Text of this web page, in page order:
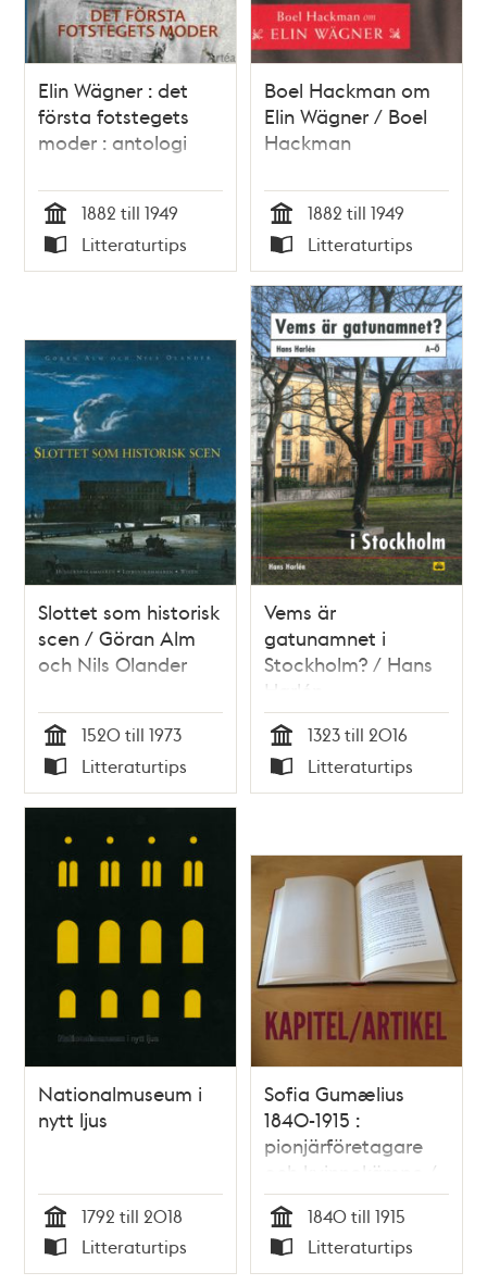
Elin Wägner : det
första fotstegets
moder : antologi
Tid
1882 till 1949
Typ
Litteraturtips
Boel Hackman om
Elin Wägner / Boel
Hackman
Tid
1882 till 1949
Typ
Litteraturtips
Slottet som historisk
scen / Göran Alm
och Nils Olander
Tid
1520 till 1973
Typ
Litteraturtips
Vems är
gatunamnet i
Stockholm? / Hans
Harlén
Tid
1323 till 2016
Typ
Litteraturtips
Nationalmuseum i
nytt ljus
Tid
1792 till 2018
Typ
Litteraturtips
Sofia Gumælius
1840-1915 :
pionjärföretagare
och kvinnokämpe /
Magnus Ullman
Tid
1840 till 1915
Typ
Litteraturtips